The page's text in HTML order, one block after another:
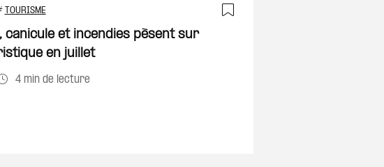
sélection
TOURISME
canicule et incendies pèsent sur
en juillet
4 min de lecture